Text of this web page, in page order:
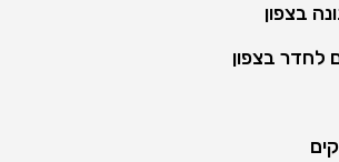
בצפון
לחדר בצפון